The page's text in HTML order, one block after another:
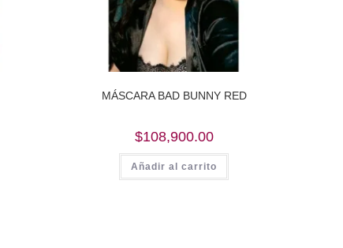
MÁSCARA BAD BUNNY RED
$108,900.00
Añadir al carrito